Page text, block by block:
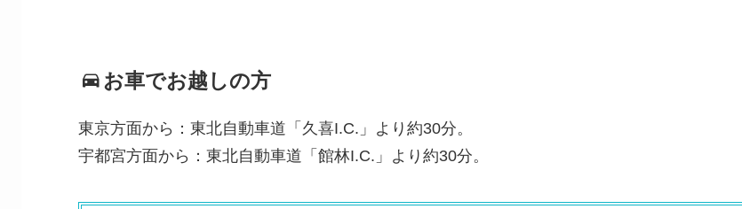
お車でお越しの方
東京方面から：東北自動車道「久喜I.C.」より約30分。
宇都宮方面から：東北自動車道「館林I.C.」より約30分。